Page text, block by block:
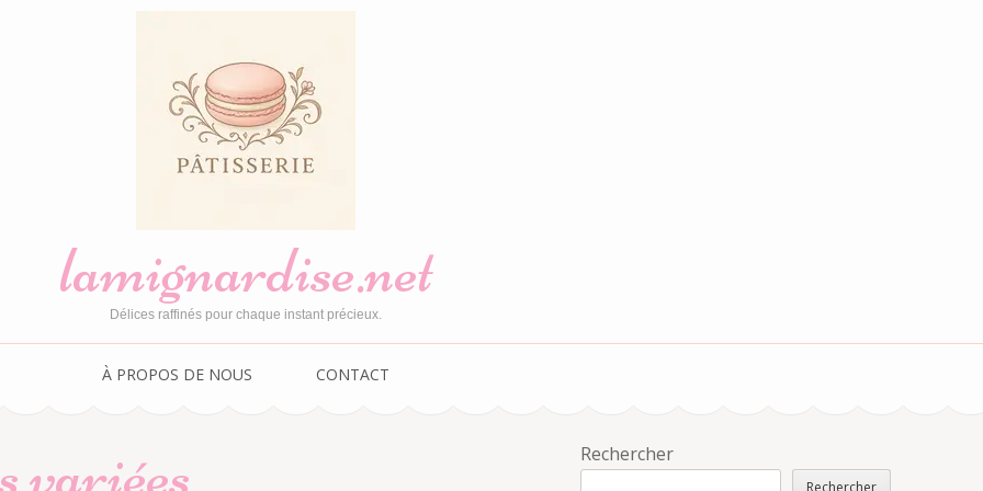
lamignardise.net
Délices raffinés pour chaque instant précieux.
À PROPOS DE NOUS CONTACT
variées Rechercher